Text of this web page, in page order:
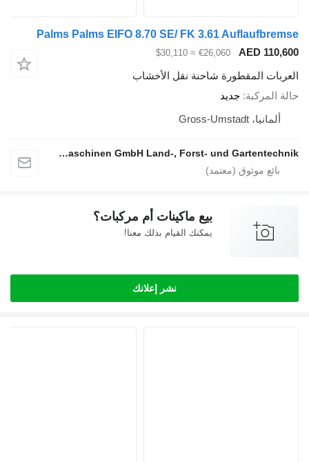
Palms Palms EIFO 8.70 SE/ FK 3.61 Auflaufbremse
AED 110,600
€26,060
≈ $30,110
العربات المقطورة شاحنة نقل الأخشاب
حالة المركبة جديد
ألمانيا، Gross-Umstadt
Seippel Landmaschinen GmbH Land-, Forst- und Gartentechnik
بيع ماكينات أم مركبات؟
يمكنك القيام بذلك معنا!
نشر إعلانك